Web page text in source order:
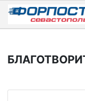
Skip
content